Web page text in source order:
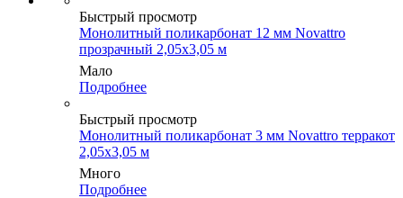
Быстрый просмотр
Монолитный поликарбонат 12 мм Novattro
прозрачный 2,05х3,05 м
Мало
Подробнее
Быстрый просмотр
Монолитный поликарбонат 3 мм Novattro терракот
2,05х3,05 м
Много
Подробнее